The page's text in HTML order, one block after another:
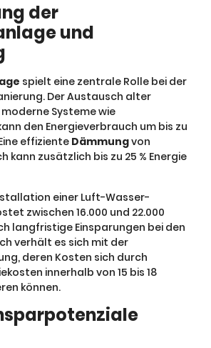
der
und
spielt eine zentrale Rolle bei der
Der Austausch alter
Systeme wie
den Energieverbrauch um bis zu
effiziente Dämmungvon
kann zusätzlich bis zu 25 % Energie
einer Luft-Wasser-
zwischen 16.000 und 22.000
langfristige Einsparungen bei den
verhält es sich mit der
deren Kosten sich durch
innerhalb von 15 bis 18
können.